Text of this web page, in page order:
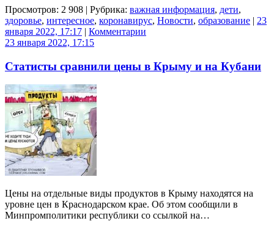
Просмотров: 2 908 | Рубрика: важная информация, дети,
здоровье, интересное, коронавирус, Новости, образование | 23
января 2022, 17:17 | Комментарии
23 января 2022, 17:15
Статисты сравнили цены в Крыму и на Кубани
Цены на отдельные виды продуктов в Крыму находятся на
уровне цен в Краснодарском крае. Об этом сообщили в
Минпромполитики республики со ссылкой на…